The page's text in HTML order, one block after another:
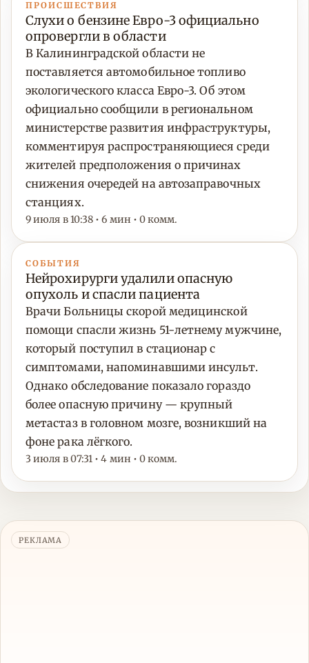
ПРОИСШЕСТВИЯ
Слухи о бензине Евро-3 официально
опровергли в области
В Калининградской области не
поставляется автомобильное топливо
экологического класса Евро-3. Об этом
официально сообщили в региональном
министерстве развития инфраструктуры,
комментируя распространяющиеся среди
жителей предположения о причинах
снижения очередей на автозаправочных
станциях.
9 июля в 10:38 • 6 мин • 0 комм.
СОБЫТИЯ
Нейрохирурги удалили опасную
опухоль и спасли пациента
Врачи Больницы скорой медицинской
помощи спасли жизнь 51-летнему мужчине,
который поступил в стационар с
симптомами, напоминавшими инсульт.
Однако обследование показало гораздо
более опасную причину — крупный
метастаз в головном мозге, возникший на
фоне рака лёгкого.
3 июля в 07:31 • 4 мин • 0 комм.
РЕКЛАМА